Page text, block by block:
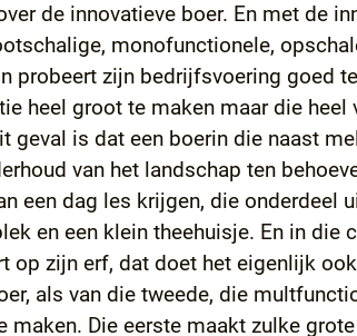
de innovatieve boer. En met de
monofunctionele,
zijn bedrijfsvoering goed
heel groot te maken maar die
is dat een boerin die naast
van het landschap ten
dag les krijgen, die onderdeel
en een klein theehuisje. En in
zijn erf, dat doet het eigenlijk
als van die tweede, die
Die eerste maakt zulke